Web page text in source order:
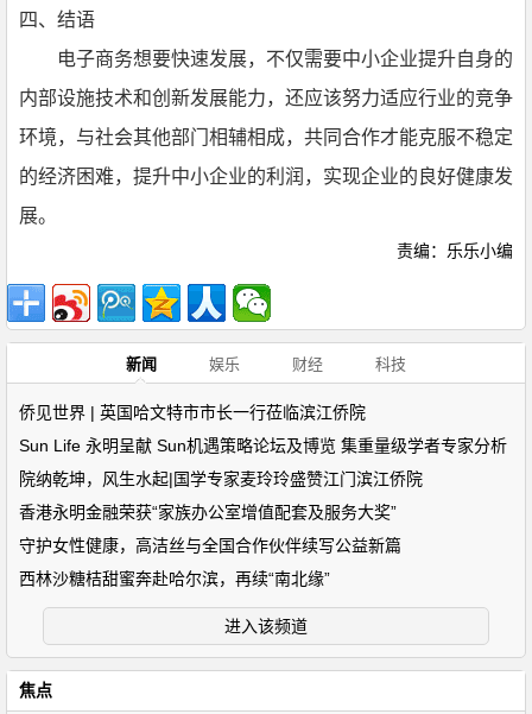
四、结语
电子商务想要快速发展，不仅需要中小企业提升自身的
内部设施技术和创新发展能力，还应该努力适应行业的竞争
环境，与社会其他部门相辅相成，共同合作才能克服不稳定
的经济困难，提升中小企业的利润，实现企业的良好健康发
展。
责编：乐乐小编
新闻 娱乐 财经 科技
侨见世界 | 英国哈文特市市长一行莅临滨江侨院
Sun Life 永明呈献 Sun机遇策略论坛及博览 集重量级学者专家分析
院纳乾坤，风生水起|国学专家麦玲玲盛赞江门滨江侨院
香港永明金融荣获“家族办公室增值配套及服务大奖”
守护女性健康，高洁丝与全国合作伙伴续写公益新篇
西林沙糖桔甜蜜奔赴哈尔滨，再续“南北缘”
进入该频道
焦点